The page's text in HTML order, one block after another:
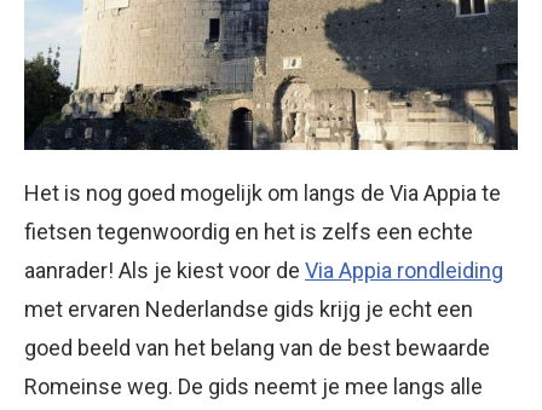
Het is nog goed mogelijk om langs de Via Appia te
fietsen tegenwoordig en het is zelfs een echte
aanrader! Als je kiest voor de Via Appia rondleiding
met ervaren Nederlandse gids krijg je echt een
goed beeld van het belang van de best bewaarde
Romeinse weg. De gids neemt je mee langs alle